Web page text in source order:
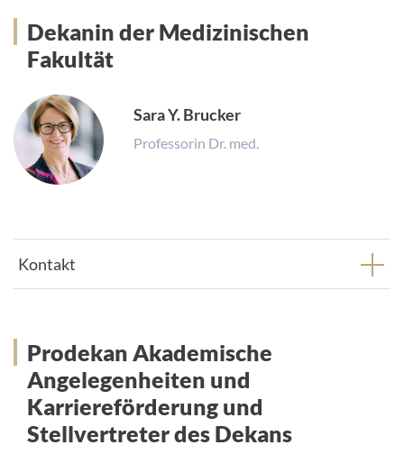
Dekan der Medizinischen Fakultät
Dekanin der Medizinischen
Fakultät
Sara Y. Brucker
Professorin Dr. med.
Kontakt
Prodekan Akademische
Angelegenheiten und
Karriereförderung und
Stellvertreter der Dekanin
Prodekan Akademische
Angelegenheiten und
Karriereförderung und
Stellvertreter des Dekans